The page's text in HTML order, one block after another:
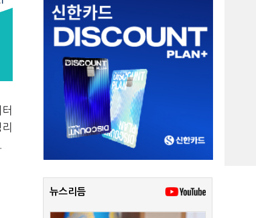
뉴스리듬